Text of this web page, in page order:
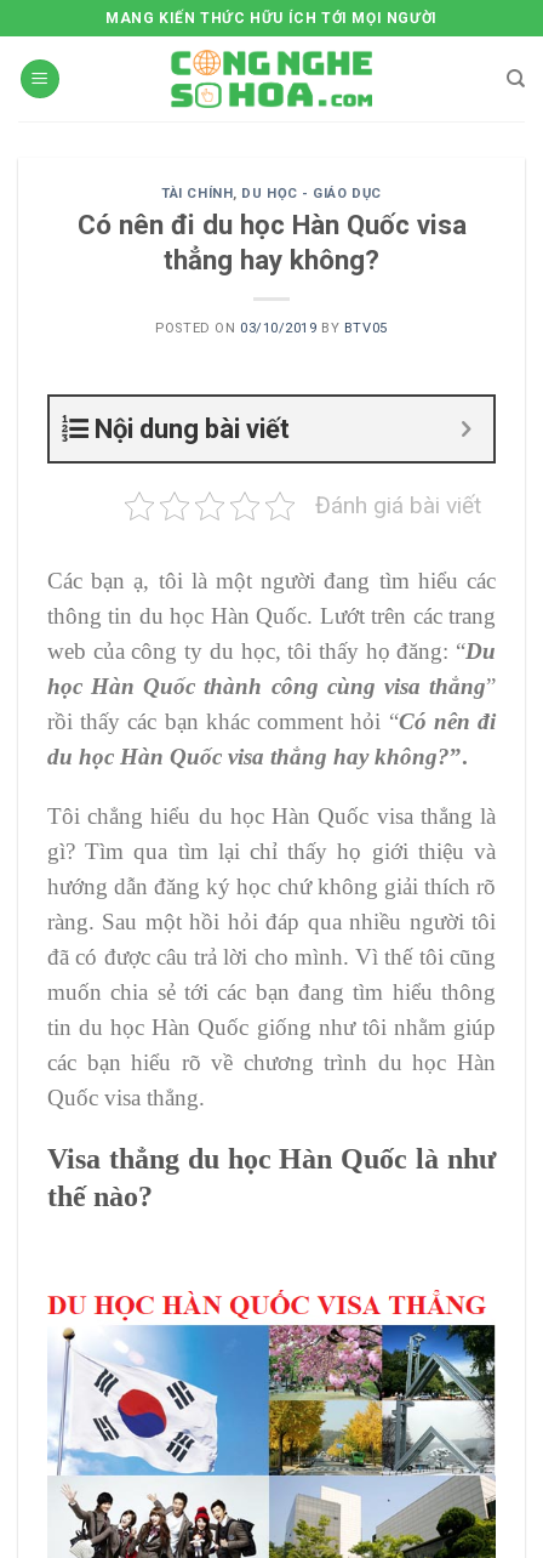
to
content
MANG KIẾN THỨC HỮU ÍCH TỚI MỌI NGƯỜI
TÀI CHÍNH, DU HỌC - GIÁO DỤC
Có nên đi du học Hàn Quốc visa
thẳng hay không?
POSTED ON 03/10/2019 BY BTV05
Nội dung bài viết
Đánh giá bài viết
Các bạn ạ, tôi là một người đang tìm hiểu các
thông tin du học Hàn Quốc. Lướt trên các trang
web của công ty du học, tôi thấy họ đăng: “Du
học Hàn Quốc thành công cùng visa thẳng”
rồi thấy các bạn khác comment hỏi “Có nên đi
du học Hàn Quốc visa thẳng hay không?”.
Tôi chẳng hiểu du học Hàn Quốc visa thẳng là
gì? Tìm qua tìm lại chỉ thấy họ giới thiệu và
hướng dẫn đăng ký học chứ không giải thích rõ
ràng. Sau một hồi hỏi đáp qua nhiều người tôi
đã có được câu trả lời cho mình. Vì thế tôi cũng
muốn chia sẻ tới các bạn đang tìm hiểu thông
tin du học Hàn Quốc giống như tôi nhằm giúp
các bạn hiểu rõ về chương trình du học Hàn
Quốc visa thẳng.
Visa thẳng du học Hàn Quốc là như
thế nào?